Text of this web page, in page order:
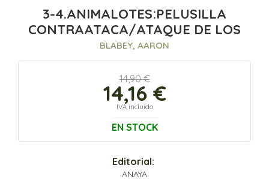
3-4.ANIMALOTES:PELUSILLA
CONTRAATACA/ATAQUE DE LOS
BLABEY, AARON
14,90 €
14,16 €
IVA incluido
EN STOCK
Editorial:
ANAYA